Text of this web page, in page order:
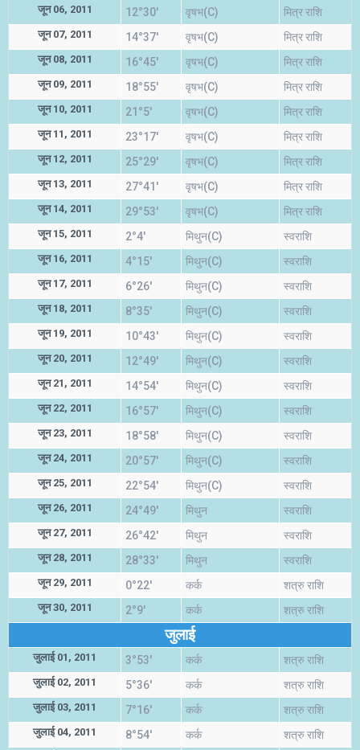
जून 06, 2011 12°30' वृषभ(C) मित्र राशि
जून 07, 2011 14°37' वृषभ(C) मित्र राशि
जून 08, 2011 16°45' वृषभ(C) मित्र राशि
जून 09, 2011 18°55' वृषभ(C) मित्र राशि
जून 10, 2011 21°5' वृषभ(C) मित्र राशि
जून 11, 2011 23°17' वृषभ(C) मित्र राशि
जून 12, 2011 25°29' वृषभ(C) मित्र राशि
जून 13, 2011 27°41' वृषभ(C) मित्र राशि
जून 14, 2011 29°53' वृषभ(C) मित्र राशि
जून 15, 2011 2°4' मिथुन(C) स्वराशि
जून 16, 2011 4°15' मिथुन(C) स्वराशि
जून 17, 2011 6°26' मिथुन(C) स्वराशि
जून 18, 2011 8°35' मिथुन(C) स्वराशि
जून 19, 2011 10°43' मिथुन(C) स्वराशि
जून 20, 2011 12°49' मिथुन(C) स्वराशि
जून 21, 2011 14°54' मिथुन(C) स्वराशि
जून 22, 2011 16°57' मिथुन(C) स्वराशि
जून 23, 2011 18°58' मिथुन(C) स्वराशि
जून 24, 2011 20°57' मिथुन(C) स्वराशि
जून 25, 2011 22°54' मिथुन(C) स्वराशि
जून 26, 2011 24°49' मिथुन स्वराशि
जून 27, 2011 26°42' मिथुन स्वराशि
जून 28, 2011 28°33' मिथुन स्वराशि
जून 29, 2011 0°22' कर्क शत्रु राशि
जून 30, 2011 2°9' कर्क शत्रु राशि
जुलाई
जुलाई 01, 2011 3°53' कर्क शत्रु राशि
जुलाई 02, 2011 5°36' कर्क शत्रु राशि
जुलाई 03, 2011 7°16' कर्क शत्रु राशि
जुलाई 04, 2011 8°54' कर्क शत्रु राशि